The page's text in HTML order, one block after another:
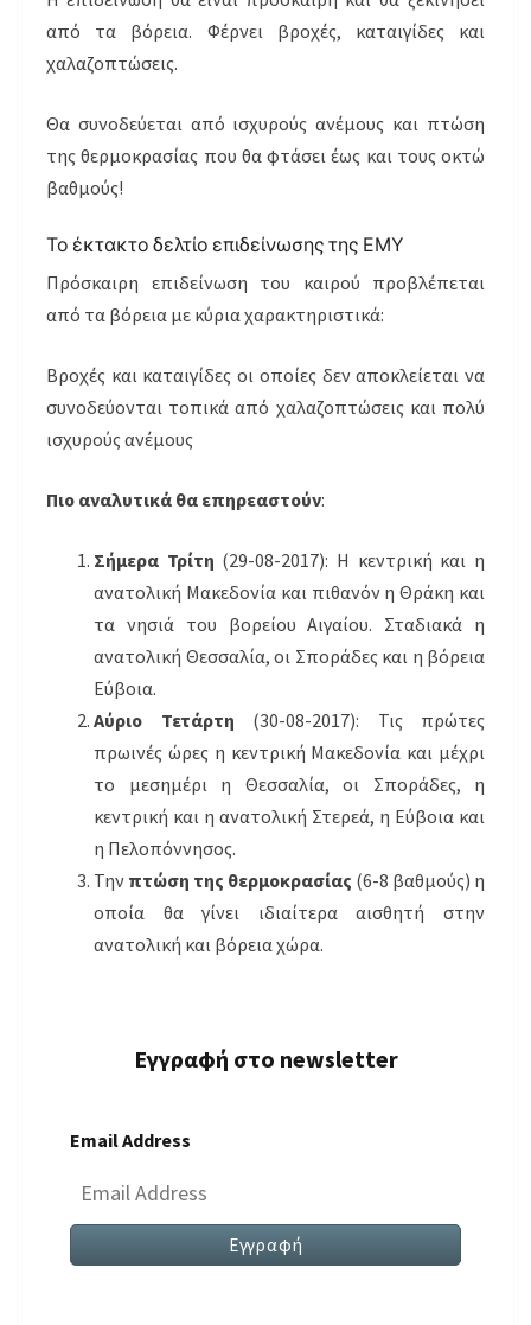
από τα βόρεια. Φέρνει βροχές, καταιγίδες και
χαλαζοπτώσεις.
Θα συνοδεύεται από ισχυρούς ανέμους και πτώση
της θερμοκρασίας που θα φτάσει έως και τους οκτώ
βαθμούς!
Το έκτακτο δελτίο επιδείνωσης της ΕΜΥ
Πρόσκαιρη επιδείνωση του καιρού προβλέπεται
από τα βόρεια με κύρια χαρακτηριστικά:
Βροχές και καταιγίδες οι οποίες δεν αποκλείεται να
συνοδεύονται τοπικά από χαλαζοπτώσεις και πολύ
ισχυρούς ανέμους
Πιο αναλυτικά θα επηρεαστούν:
Σήμερα Τρίτη (29-08-2017): Η κεντρική και η
ανατολική Μακεδονία και πιθανόν η Θράκη και
τα νησιά του βορείου Αιγαίου. Σταδιακά η
ανατολική Θεσσαλία, οι Σποράδες και η βόρεια
Εύβοια.
Αύριο Τετάρτη (30-08-2017): Τις πρώτες
πρωινές ώρες η κεντρική Μακεδονία και μέχρι
το μεσημέρι η Θεσσαλία, οι Σποράδες, η
κεντρική και η ανατολική Στερεά, η Εύβοια και
η Πελοπόννησος.
Την πτώση της θερμοκρασίας (6-8 βαθμούς) η
οποία θα γίνει ιδιαίτερα αισθητή στην
ανατολική και βόρεια χώρα.
Εγγραφή στο newsletter
Email Address